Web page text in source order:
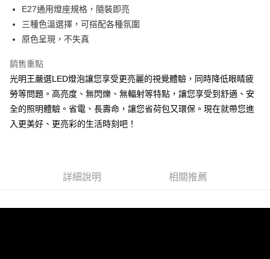
悠遊付
Google Pay
運送方式
全家取貨付款
每筆NT$60，滿NT$499(含以上)免運費
萊爾富取貨付款
E27通用燈座規格，隨裝即亮
三種色溫選擇，可搭配各種氛圍
原色呈現，不失真
銷售重點
光明王嚴選LED燈泡讓您享受更亮麗的視覺體驗，同時降低眼睛疲
勞等問題。高亮度、無閃爍、無輻射等特點，讓您享受到舒適、安
全的照明體驗。省電、長壽命，讓您省荷包又環保。現在就帶您進
入更美好、更亮彩的生活時刻吧！
詳細說明 相關推薦